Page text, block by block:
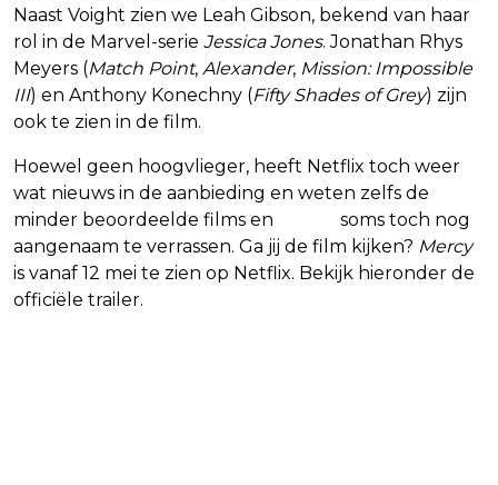
Naast Voight zien we Leah Gibson, bekend van haar
rol in de Marvel-serie Jessica Jones. Jonathan Rhys
Meyers (Match Point, Alexander, Mission: Impossible
III) en Anthony Konechny (Fifty Shades of Grey) zijn
ook te zien in de film.
Hoewel geen hoogvlieger, heeft Netflix toch weer
wat nieuws in de aanbieding en weten zelfs de
minder beoordeelde films en
soms toch nog
aangenaam te verrassen. Ga jij de film kijken? Mercy
is vanaf 12 mei te zien op Netflix. Bekijk hieronder de
officiële trailer.